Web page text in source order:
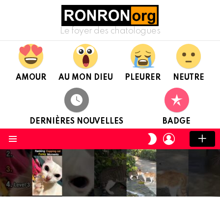
Le foyer des chatologues
AMOUR AU MON DIEU PLEURER NEUTRE
DERNIÈRES NOUVELLES BADGE
CHANGER
DE
CONNEXION
DERNIÈRES
NOUVELLES